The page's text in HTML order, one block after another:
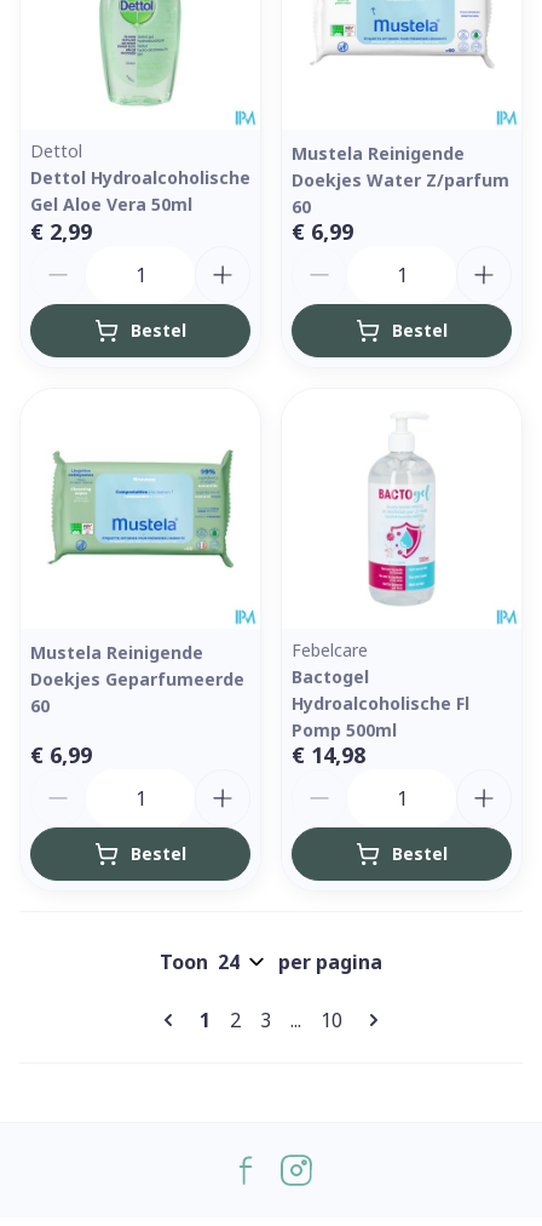
Dettol
Dettol Hydroalcoholische
Gel Aloe Vera 50ml
€ 2,99
Bestel
Mustela Reinigende
Doekjes Water Z/parfum
60
€ 6,99
Bestel
Mustela Reinigende
Doekjes Geparfumeerde
60
€ 6,99
Bestel
Febelcare
Bactogel
Hydroalcoholische Fl
Pomp 500ml
€ 14,98
Bestel
Pagina's
U lees momenteel pagina
1 Pagina
2 Pagina
3 ... Pagina
10
Toon per pagina